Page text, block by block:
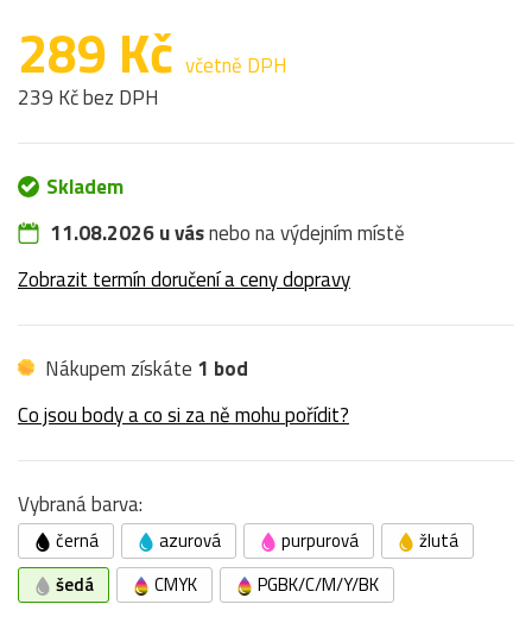
289 Kč včetně DPH
239 Kč bez DPH
Skladem
11.08.2026 u vásnebo na výdejním místě
Zobrazit termín doručení a ceny dopravy
Nákupem získáte 1 bod
Co jsou body a co si za ně mohu pořídit?
Vybraná barva:
černá azurová purpurová
žlutá
šedá
CMYK PGBK/C/M/Y/BK